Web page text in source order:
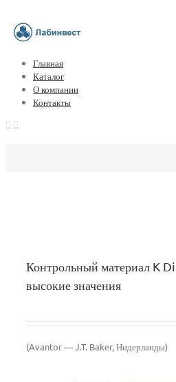
Главная
Каталог
О компании
Контакты
Контрольный материал K
высокие значения
(Avantor — J.T. Baker, Нидерланды)